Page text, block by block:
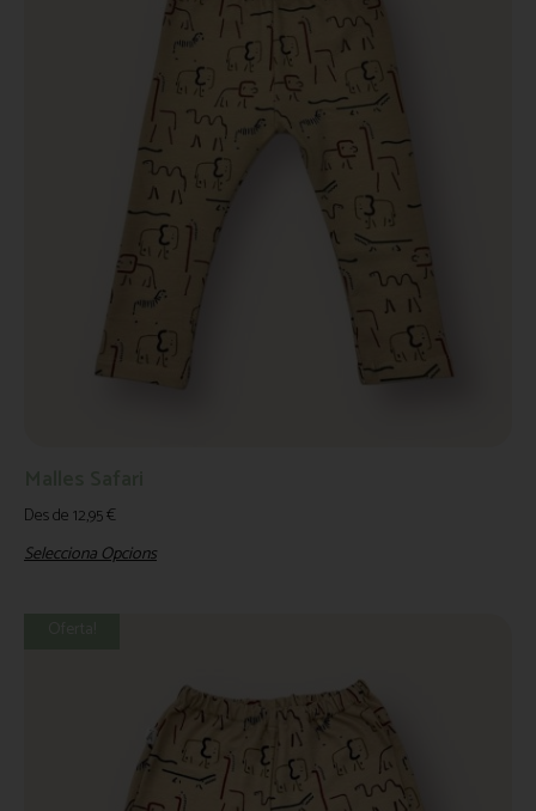
Des de12,95€
Selecciona Opcions